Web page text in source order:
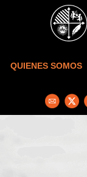
Skip to main content
QUIENES SOMOS